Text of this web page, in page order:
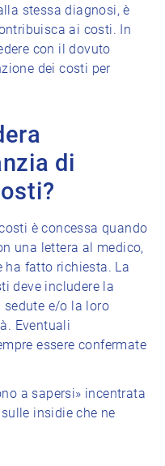
stessa diagnosi, è
ai costi. In
con il dovuto
dei costi per
di
è concessa quando
una lettera al medico,
ha fatto richiesta. La
deve includere la
e/o la loro
Eventuali
essere confermate
a sapersi» incentrata
insidie che ne